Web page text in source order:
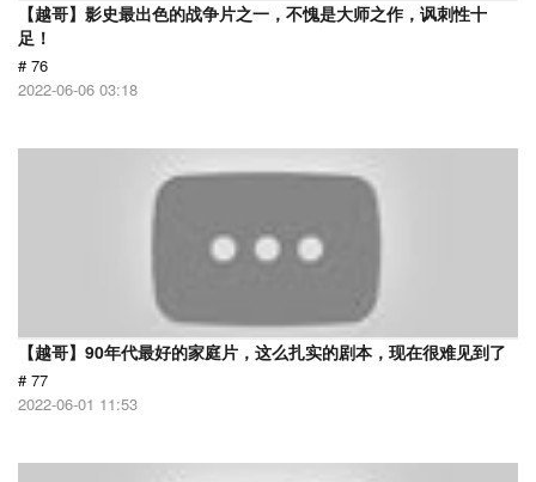
【越哥】影史最出色的战争片之一，不愧是大师之作，讽刺性十
足！
# 76
2022-06-06 03:18
【越哥】90年代最好的家庭片，这么扎实的剧本，现在很难见到了
# 77
2022-06-01 11:53